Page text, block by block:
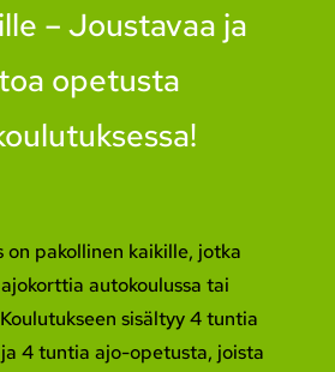
– Joustavaa ja
opetusta
on pakollinen kaikille, jotka
autokoulussa tai
sisältyy 4 tuntia
4 tuntia ajo-opetusta, joista